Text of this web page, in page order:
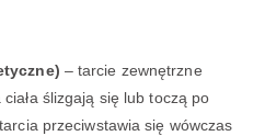
– tarcie zewnętrzne
ślizgają się lub toczą po
przeciwstawia się wówczas